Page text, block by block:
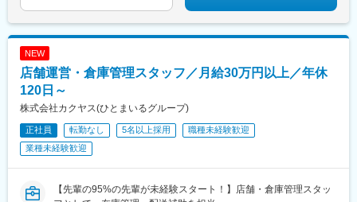
NEW
店舗運営・倉庫管理スタッフ／月給30万円以上／年休
120日～
株式会社カクヤス(ひとまいるグループ)
正社員 転勤なし 5名以上採用
職種未経験歓迎
業種未経験歓迎
【先輩の95%の先輩が未経験スタート！】店舗・倉庫管理スタッ